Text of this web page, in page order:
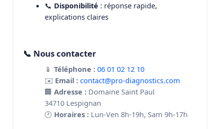
📞 Disponibilité : réponse rapide,
explications claires
📞 Nous contacter
📱 Téléphone : 06 01 02 12 10
✉️ Email : contact@pro-diagnostics.com
🏢 Adresse :Domaine Saint Paul
34710 Lespignan
🕐 Horaires :Lun-Ven 8h-19h, Sam 9h-17h